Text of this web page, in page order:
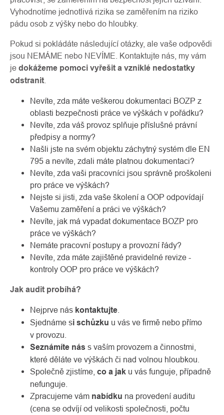
Vyhodnotíme jednotlivá rizika se zaměřením na riziko
pádu osob z výšky nebo do hloubky.
Pokud si pokládáte následující otázky, ale vaše odpovědi
jsou NEMÁME nebo NEVÍME. Kontaktujte nás, my vám
je dokážeme pomoci vyřešit a vzniklé nedostatky
odstranit
Nevíte, zda máte veškerou dokumentaci BOZP z
oblasti bezpečnosti práce ve výškách v pořádku?
Nevíte, zda váš provoz splňuje příslušné právní
předpisy a normy?
Našli jste na svém objektu záchytný systém dle EN
795 a nevíte, zdali máte platnou dokumentaci?
Nevíte, zda vaši pracovníci jsou správně proškoleni
pro práce ve výškách?
Nejste si jisti, zda vaše školení a OOP odpovídají
Vašemu zaměření a práci ve výškách?
Nevíte, jak má vypadat dokumentace BOZP pro
práce ve výškách?
Nemáte pracovní postupy a provozní řády?
Nevíte, zda máte zajištěné pravidelné revize -
kontroly OOP pro práce ve výškách?
Jak audit probíhá?
Nejprve nás kontaktujte
Sjednáme si schůzku u vás ve firmě nebo přímo
v provozu.
Seznámíte nás s vaším provozem a činnostmi,
které děláte ve výškách či nad volnou hloubkou.
Společně zjistíme, co a jak u vás funguje, případně
nefunguje.
Zpracujeme vám nabídku na provedení auditu
(cena se odvíjí od velikosti společnosti, počtu